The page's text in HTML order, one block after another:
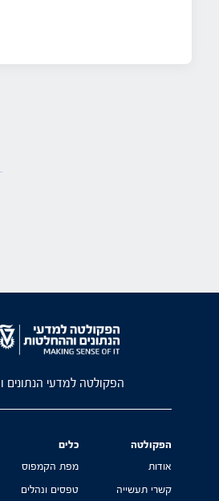
הפקולטה למדעי הנתונים
הפקולטה
אודות
קשרי תעשייה
כלים
מפת הקמפוס
טפסים ונהלים